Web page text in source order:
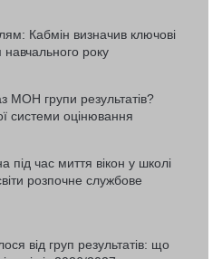
Кабмін визначив ключові
року
МОН групи результатів?
системи оцінювання
під час миття вікон у школі
розпочне службове
від груп результатів: що